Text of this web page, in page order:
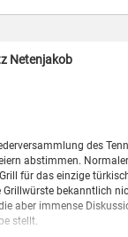
das satirische Stück
Netenjakob
des
abstimmen.
für das einzige
bekanntlich
aber immense
stellt.